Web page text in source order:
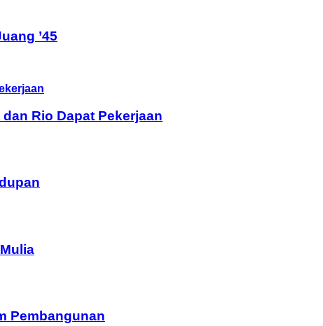
’45
Rio Dapat Pekerjaan
Pembangunan